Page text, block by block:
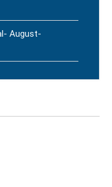
August-
२३